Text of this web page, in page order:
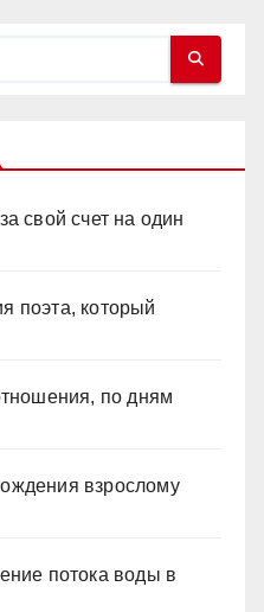
свой счет на один
поэта, который
по дням
взрослому
потока воды в